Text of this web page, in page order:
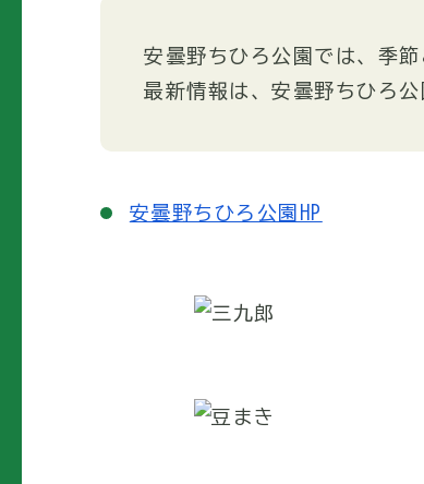
安曇野ちひろ公園では、季
最新情報は、安曇野ちひろ
安曇野ちひろ公園HP